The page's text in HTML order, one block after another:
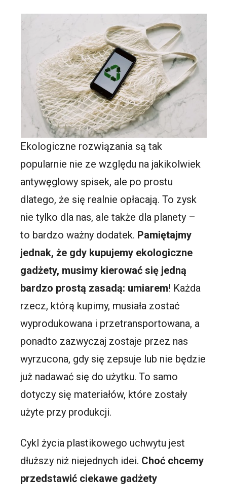
Ekologiczne rozwiązania są tak
popularnie nie ze względu na jakikolwiek
antywęglowy spisek, ale po prostu
dlatego, że się realnie opłacają. To zysk
nie tylko dla nas, ale także dla planety –
to bardzo ważny dodatek. Pamiętajmy
jednak, że gdy kupujemy ekologiczne
gadżety, musimy kierować się jedną
bardzo prostą zasadą: umiarem! Każda
rzecz, którą kupimy, musiała zostać
wyprodukowana i przetransportowana, a
ponadto zazwyczaj zostaje przez nas
wyrzucona, gdy się zepsuje lub nie będzie
już nadawać się do użytku. To samo
dotyczy się materiałów, które zostały
użyte przy produkcji.
Cykl życia plastikowego uchwytu jest
dłuższy niż niejednych idei. Choć chcemy
przedstawić ciekawe gadżety